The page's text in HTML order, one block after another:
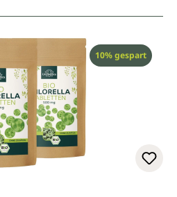
Rabatt
10% gespart